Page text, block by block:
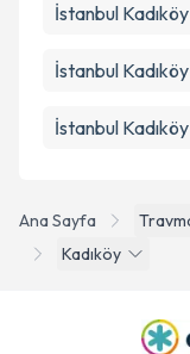
Ana Sayfa
Kadıköy
İstanbul
İstanbul
İstanbul